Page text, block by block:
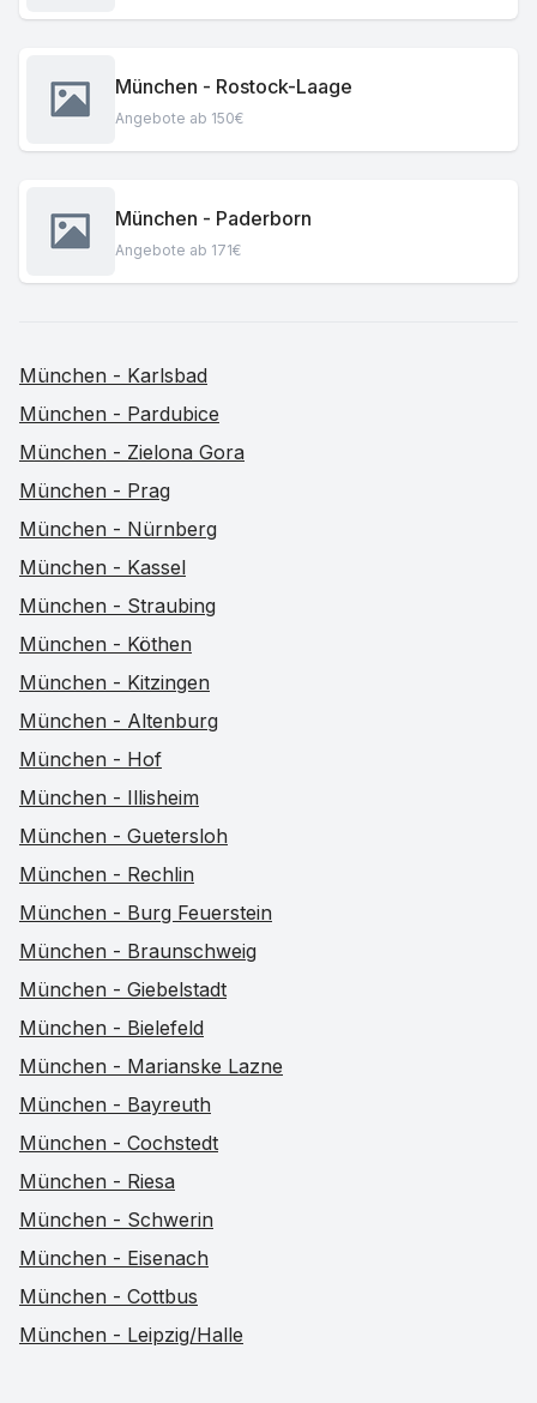
München - Rostock-Laage
Angebote ab 150€
München - Paderborn
Angebote ab 171€
München - Karlsbad
München - Pardubice
München - Zielona Gora
München - Prag
München - Nürnberg
München - Kassel
München - Straubing
München - Köthen
München - Kitzingen
München - Altenburg
München - Hof
München - Illisheim
München - Guetersloh
München - Rechlin
München - Burg Feuerstein
München - Braunschweig
München - Giebelstadt
München - Bielefeld
München - Marianske Lazne
München - Bayreuth
München - Cochstedt
München - Riesa
München - Schwerin
München - Eisenach
München - Cottbus
München - Leipzig/Halle